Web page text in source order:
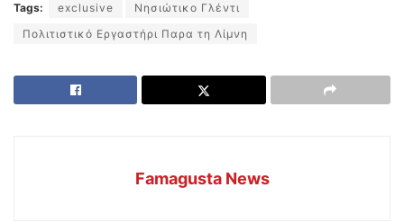
Tags: exclusive
Νησιώτικο Γλέντι
Πολιτιστικό Εργαστήρι Παρα τη Λίμνη
Famagusta News